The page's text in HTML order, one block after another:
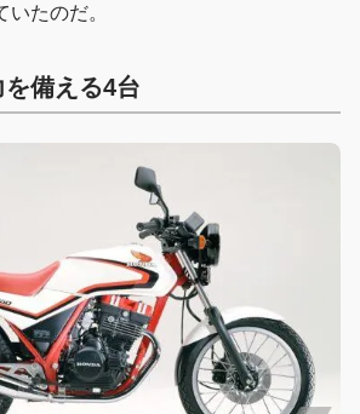
たのだ。
備える4台